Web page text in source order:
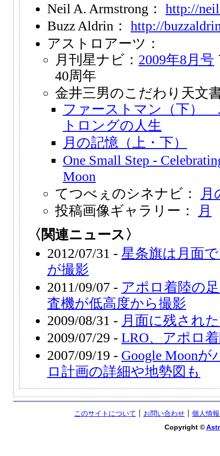
Neil A. Armstrong： http://
Buzz Aldrin： http://
アストロアーツ：
月刊星ナビ： 2009年8月号
40周年
金井三男のこだわり天文
ファーストマン（下）
トロングの人生
月の記憶（上・下）
One Small Step -
Moon
てつべぇのシネナビ：
月
投稿画像ギャラリー：
月
〈関連ニュース〉
2012/07/31 - 星条旗は月面
が撮影
2011/09/07 - アポロ着陸の
査機が低高度から撮影
2009/08/31 - 月面に残され
2009/07/29 - LRO、アポロ
2007/09/19 - Google Moon
ロ計画の詳細や地勢図も
このサイトについて お問い合わせ
個人情
Copyright ©